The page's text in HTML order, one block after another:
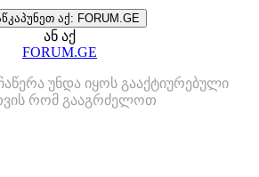
აქ: FORUM.GE
ან აქ
FORUM.GE
უნდა იყოს გააქტიურებული
რომ გააგრძელოთ